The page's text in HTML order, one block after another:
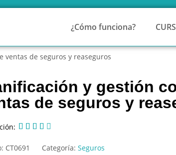
¿Cómo funciona?
de seguros y reaseguros
y gestión
de seguros y
    
CT0691 Categoría: Seguros